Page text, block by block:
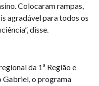
Colocaram rampas,
agradável para todos os
disse.
da 1ª Região e
Gabriel, o programa